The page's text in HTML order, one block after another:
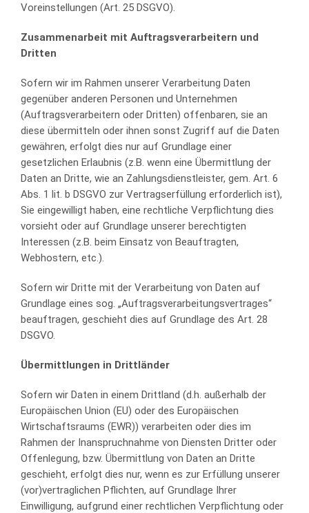
Voreinstellungen (Art. 25 DSGVO).
Zusammenarbeit mit Auftragsverarbeitern und
Dritten
Sofern wir im Rahmen unserer Verarbeitung Daten
gegenüber anderen Personen und Unternehmen
(Auftragsverarbeitern oder Dritten) offenbaren, sie an
diese übermitteln oder ihnen sonst Zugriff auf die Daten
gewähren, erfolgt dies nur auf Grundlage einer
gesetzlichen Erlaubnis (z.B. wenn eine Übermittlung der
Daten an Dritte, wie an Zahlungsdienstleister, gem. Art. 6
Abs. 1 lit. b DSGVO zur Vertragserfüllung erforderlich ist),
Sie eingewilligt haben, eine rechtliche Verpflichtung dies
vorsieht oder auf Grundlage unserer berechtigten
Interessen (z.B. beim Einsatz von Beauftragten,
Webhostern, etc.).
Sofern wir Dritte mit der Verarbeitung von Daten auf
Grundlage eines sog. „Auftragsverarbeitungsvertrages“
beauftragen, geschieht dies auf Grundlage des Art. 28
DSGVO.
Übermittlungen in Drittländer
Sofern wir Daten in einem Drittland (d.h. außerhalb der
Europäischen Union (EU) oder des Europäischen
Wirtschaftsraums (EWR)) verarbeiten oder dies im
Rahmen der Inanspruchnahme von Diensten Dritter oder
Offenlegung, bzw. Übermittlung von Daten an Dritte
geschieht, erfolgt dies nur, wenn es zur Erfüllung unserer
(vor)vertraglichen Pflichten, auf Grundlage Ihrer
Einwilligung, aufgrund einer rechtlichen Verpflichtung oder